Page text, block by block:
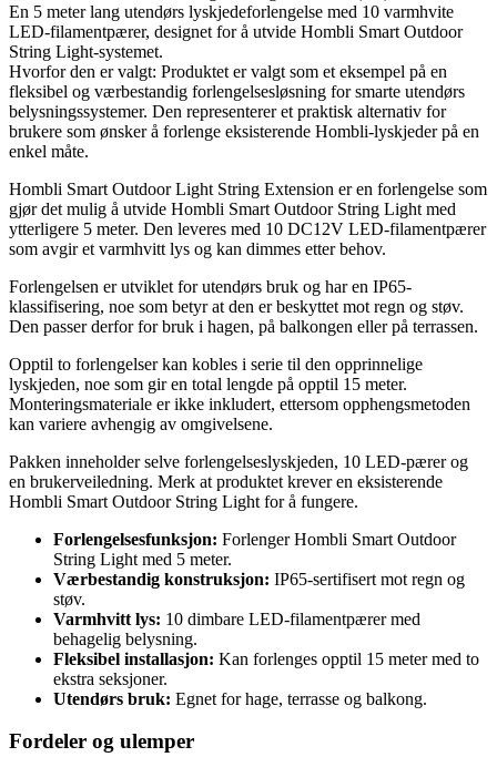
En 5 meter lang utendørs lyskjedeforlengelse med 10 varmhvite
LED-filamentpærer, designet for å utvide Hombli Smart Outdoor
String Light-systemet.
Hvorfor den er valgt: Produktet er valgt som et eksempel på en
fleksibel og værbestandig forlengelsesløsning for smarte utendørs
belysningssystemer. Den representerer et praktisk alternativ for
brukere som ønsker å forlenge eksisterende Hombli-lyskjeder på en
enkel måte.
Hombli Smart Outdoor Light String Extension er en forlengelse som
gjør det mulig å utvide Hombli Smart Outdoor String Light med
ytterligere 5 meter. Den leveres med 10 DC12V LED-filamentpærer
som avgir et varmhvitt lys og kan dimmes etter behov.
Forlengelsen er utviklet for utendørs bruk og har en IP65-
klassifisering, noe som betyr at den er beskyttet mot regn og støv.
Den passer derfor for bruk i hagen, på balkongen eller på terrassen.
Opptil to forlengelser kan kobles i serie til den opprinnelige
lyskjeden, noe som gir en total lengde på opptil 15 meter.
Monteringsmateriale er ikke inkludert, ettersom opphengsmetoden
kan variere avhengig av omgivelsene.
Pakken inneholder selve forlengelseslyskjeden, 10 LED-pærer og
en brukerveiledning. Merk at produktet krever en eksisterende
Hombli Smart Outdoor String Light for å fungere.
Forlengelsesfunksjon: Forlenger Hombli Smart Outdoor
String Light med 5 meter.
Værbestandig konstruksjon: IP65-sertifisert mot regn og
støv.
Varmhvitt lys: 10 dimbare LED-filamentpærer med
behagelig belysning.
Fleksibel installasjon: Kan forlenges opptil 15 meter med to
ekstra seksjoner.
Utendørs bruk: Egnet for hage, terrasse og balkong.
Fordeler og ulemper